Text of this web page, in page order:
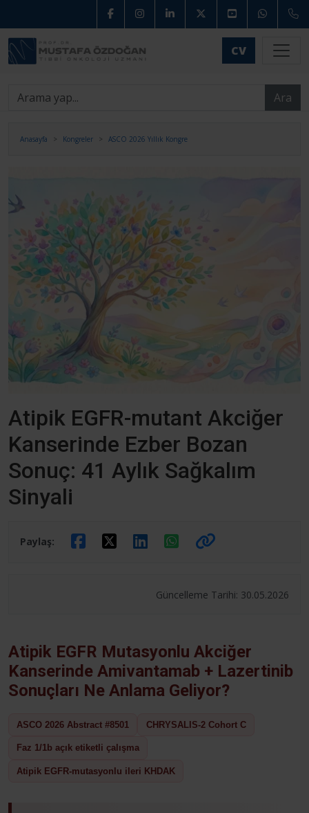
CV
Ara
Anasayfa Kongreler ASCO 2026 Yıllık Kongre
Atipik EGFR-mutant Akciğer
Kanserinde Ezber Bozan
Sonuç: 41 Aylık Sağkalım
Sinyali
Paylaş:
Güncelleme Tarihi: 30.05.2026
Atipik EGFR Mutasyonlu Akciğer
Kanserinde Amivantamab + Lazertinib
Sonuçları Ne Anlama Geliyor?
ASCO 2026 Abstract #8501 CHRYSALIS-2 Cohort C
Faz 1/1b açık etiketli çalışma
Atipik EGFR-mutasyonlu ileri KHDAK